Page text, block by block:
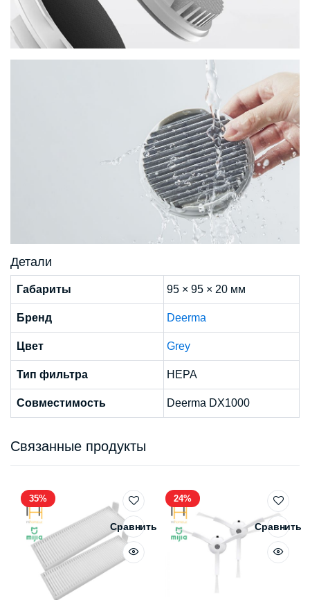
Детали
Габариты 95 × 95 × 20 мм
Бренд Deerma
Цвет Grey
Тип фильтра HEPA
Совместимость Deerma DX1000
Связанные продукты
35%
Сравнить
24%
Сравнить